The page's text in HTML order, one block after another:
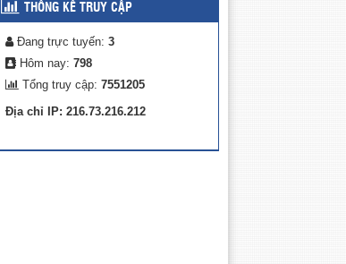
2026
THỐNG KÊ TRUY CẬP
Đang trực tuyến: 3
Hôm nay: 798
Tổng truy cập: 7551205
Địa chỉ IP: 216.73.216.212